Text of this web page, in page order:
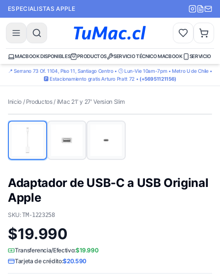
ESPECIALISTAS APPLE
MACBOOK DISPONIBLES PRODUCTOS SERVICIO TÉCNICO MACBOOK SERVICIO
📍 Serrano 73 Of. 1104, Piso 11, Santiago Centro • 🕒 Lun-Vie 10am-7pm • Metro U de Chile •
🅿️ Estacionamiento gratis Arturo Pratt 72 • (+56951121156)
Inicio/ Productos/ iMac 21′ y 27′ Version Slim
Adaptador de USB-C a USB Original
Apple
SKU:TM-1223258
$19.990
Transferencia/Efectivo:$19.990
Tarjeta de crédito:$20.590